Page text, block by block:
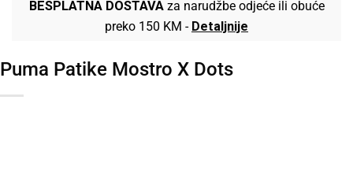
BESPLATNA DOSTAVAza narudžbe odjeće ili obuće
preko 150 KM - Detaljnije
Puma Patike Mostro X Dots